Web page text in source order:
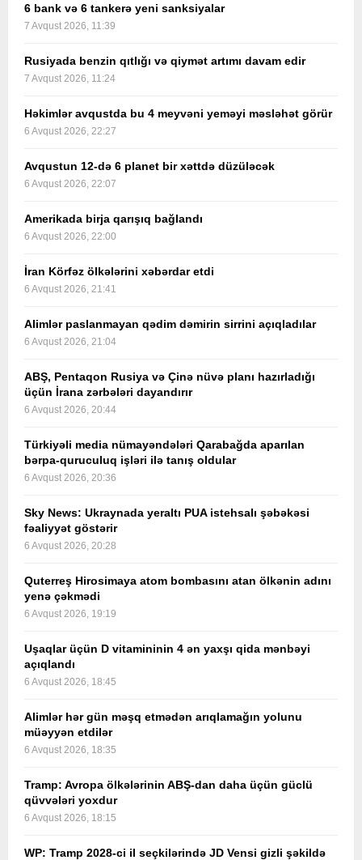
6 bank və 6 tankerə yeni sanksiyalar
7 Avqust 2026, 11:39
Rusiyada benzin qıtlığı və qiymət artımı davam edir
7 Avqust 2026, 11:24
Həkimlər avqustda bu 4 meyvəni yeməyi məsləhət görür
6 Avqust 2026, 22:27
Avqustun 12-də 6 planet bir xəttdə düzüləcək
6 Avqust 2026, 22:07
Amerikada birja qarışıq bağlandı
6 Avqust 2026, 22:00
İran Körfəz ölkələrini xəbərdar etdi
6 Avqust 2026, 21:41
Alimlər paslanmayan qədim dəmirin sirrini açıqladılar
6 Avqust 2026, 21:04
ABŞ, Pentaqon Rusiya və Çinə nüvə planı hazırladığı
üçün İrana zərbələri dayandırır
6 Avqust 2026, 20:44
Türkiyəli media nümayəndələri Qarabağda aparılan
bərpa-quruculuq işləri ilə tanış oldular
6 Avqust 2026, 20:36
Sky News: Ukraynada yeraltı PUA istehsalı şəbəkəsi
fəaliyyət göstərir
6 Avqust 2026, 20:28
Quterreş Hirosimaya atom bombasını atan ölkənin adını
yenə çəkmədi
6 Avqust 2026, 19:19
Uşaqlar üçün D vitamininin 4 ən yaxşı qida mənbəyi
açıqlandı
6 Avqust 2026, 18:45
Alimlər hər gün məşq etmədən arıqlamağın yolunu
müəyyən etdilər
6 Avqust 2026, 18:35
Tramp: Avropa ölkələrinin ABŞ-dan daha üçün güclü
qüvvələri yoxdur
6 Avqust 2026, 18:15
WP: Tramp 2028-ci il seçkilərində JD Vensi gizli şəkildə